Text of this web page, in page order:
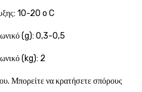
10-20 o C
(g): 0,3-0,5
(kg): 2
Μπορείτε να κρατήσετε σπόρους